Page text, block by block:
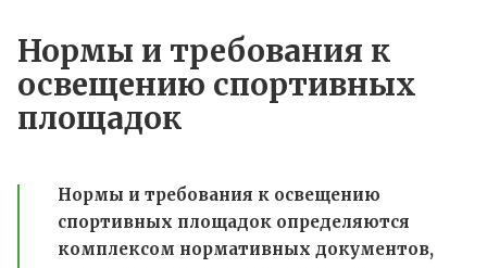
Нормы и требования к
освещению спортивных
площадок
Нормы и требования к освещению
спортивных площадок определяются
комплексом нормативных документов,